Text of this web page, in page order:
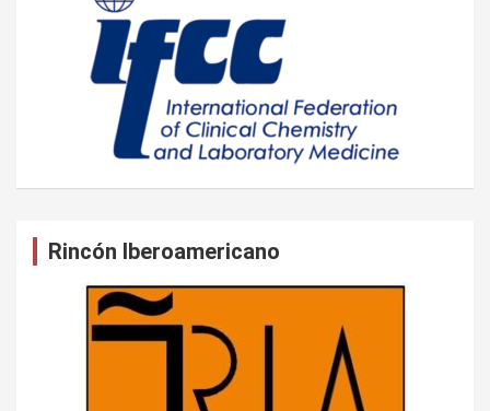
Rincón Iberoamericano